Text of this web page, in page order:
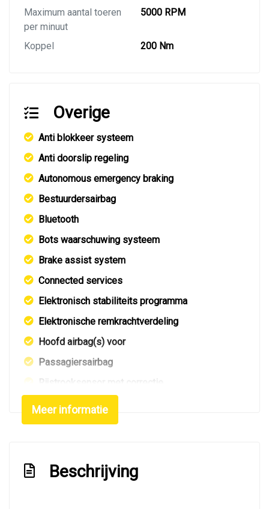
Maximum aantal toeren
per minuut
5000 RPM
Koppel 200 Nm
Overige
Anti blokkeer systeem
Anti doorslip regeling
Autonomous emergency braking
Bestuurdersairbag
Bluetooth
Bots waarschuwing systeem
Brake assist system
Connected services
Elektronisch stabiliteits programma
Elektronische remkrachtverdeling
Hoofd airbag(s) voor
Passagiersairbag
Rijstrooksensor met correctie
S line exterieur
Volledig digitaal instrumentenpaneel
Interieur
Meer informatie
Beschrijving